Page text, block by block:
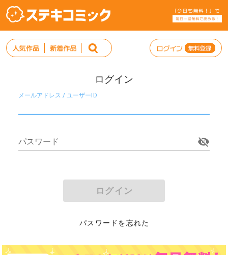
ログイン
メールアドレス / ユーザーID
パスワード
ログイン
パスワードを忘れた